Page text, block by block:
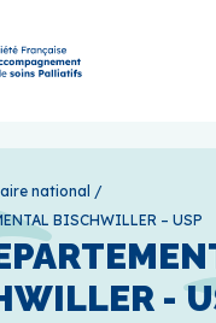
national /
BISCHWILLER – USP
-